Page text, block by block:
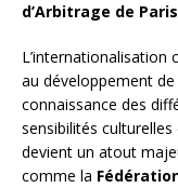
d’Arbitrage de Paris
L’internationalisation
au développement
connaissance des
sensibilités
devient un atout
comme la